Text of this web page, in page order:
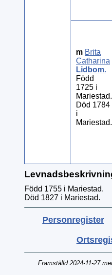
m Brita
Catharina
Lidbom.
Född
1725 i
Mariestad.
Död 1784
i
Mariestad.
Född 1755 i Mariestad.
Död 1827 i Mariestad.
Personregister
Framställd 2024-11-27